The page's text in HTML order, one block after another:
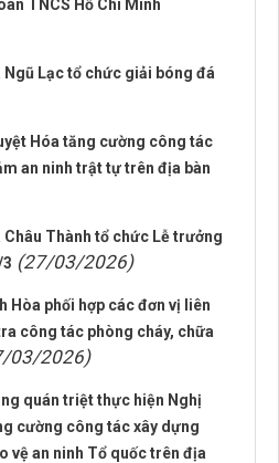
TNCS Hồ Chí Minh
Ngũ Lạc tổ chức giải bóng đá
Hóa tăng cường công tác
an ninh trật tự trên địa bàn
Châu Thành tổ chức Lễ trưởng
(27/03/2026)
Hòa phối hợp các đơn vị liên
công tác phòng cháy, chữa
03/2026)
quán triệt thực hiện Nghị
cường công tác xây dựng
vệ an ninh Tổ quốc trên địa